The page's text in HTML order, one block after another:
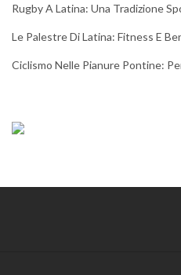
Rugby A Latina: Una Tradizione
Le Palestre Di Latina: Fitness E
Ciclismo Nelle Pianure Pontine: